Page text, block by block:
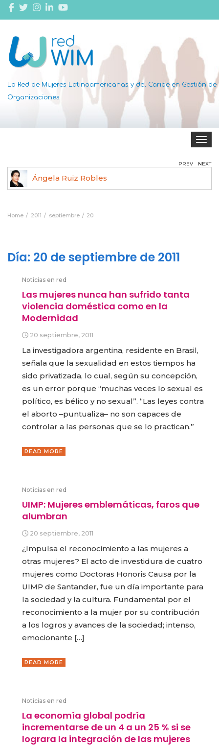
La Red de Mujeres Latinoamericanas y del Caribe en Gestión de
Organizaciones
Toggle
Ángela Ruiz Robles
PREV NEXT
Home 2011 septiembre 20
Día: 20 de septiembre de 2011
Noticias en red
Las mujeres nunca han sufrido tanta
violencia doméstica como en la
Modernidad
20 septiembre, 2011
La investigadora argentina, residente en Brasil,
señala que la sexualidad en estos tiempos ha
sido privatizada, lo cual, según su concepción,
es un error porque “muchas veces lo sexual es
político, es bélico y no sexual”. “Las leyes contra
el aborto –puntualiza– no son capaces de
controlar a las personas que se lo practican.”
READ MORE
Noticias en red
UIMP: Mujeres emblemáticas, faros que
alumbran
20 septiembre, 2011
¿Impulsa el reconocimiento a las mujeres a
otras mujeres? El acto de investidura de cuatro
mujeres como Doctoras Honoris Causa por la
UIMP de Santander, fue un día importante para
la sociedad y la cultura. Fundamental por el
reconocimiento a la mujer por su contribución
a los logros y avances de la sociedad; intenso,
emocionante […]
READ MORE
Noticias en red
La economía global podría
incrementarse de un 4 a un 25 % si se
lograra la integración de las mujeres